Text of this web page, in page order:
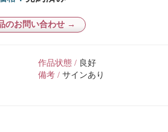
のお問い合わせ →
作品状態 / 良好
備考 / サインあり